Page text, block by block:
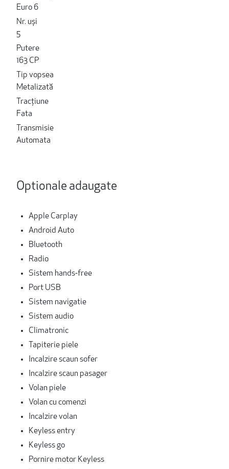
Euro 6
Nr. uși
5
Putere
163 CP
Tip vopsea
Metalizată
Tracțiune
Fata
Transmisie
Automata
Optionale adaugate
Apple Carplay
Android Auto
Bluetooth
Radio
Sistem hands-free
Port USB
Sistem navigatie
Sistem audio
Climatronic
Tapiterie piele
Incalzire scaun sofer
Incalzire scaun pasager
Volan piele
Volan cu comenzi
Incalzire volan
Keyless entry
Keyless go
Pornire motor Keyless